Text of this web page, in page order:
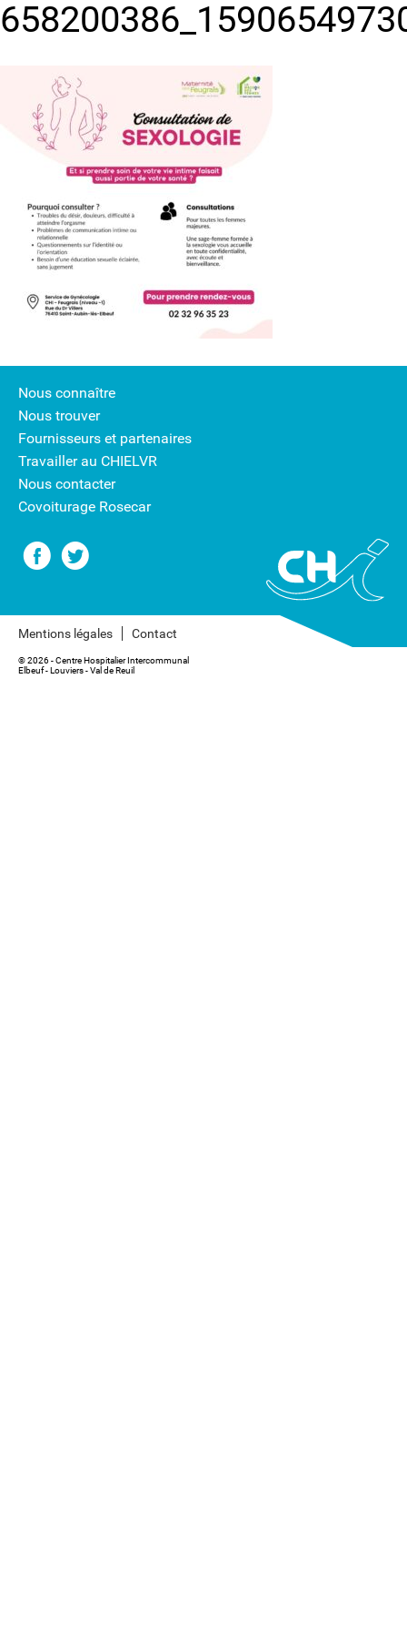
Nous connaître
Nous trouver
Fournisseurs et partenaires
Travailler au CHIELVR
Nous contacter
Covoiturage Rosecar
Mentions légales Contact
® 2026 - Centre Hospitalier Intercommunal
Elbeuf - Louviers - Val de Reuil